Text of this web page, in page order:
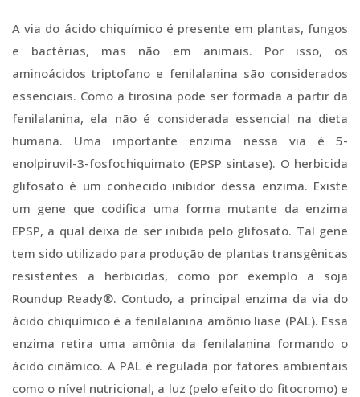
A via do ácido chiquímico é presente em plantas, fungos
e bactérias, mas não em animais. Por isso, os
aminoácidos triptofano e fenilalanina são considerados
essenciais. Como a tirosina pode ser formada a partir da
fenilalanina, ela não é considerada essencial na dieta
humana. Uma importante enzima nessa via é 5-
enolpiruvil-3-fosfochiquimato (EPSP sintase). O herbicida
glifosato é um conhecido inibidor dessa enzima. Existe
um gene que codifica uma forma mutante da enzima
EPSP, a qual deixa de ser inibida pelo glifosato. Tal gene
tem sido utilizado para produção de plantas transgênicas
resistentes a herbicidas, como por exemplo a soja
Roundup Ready®. Contudo, a principal enzima da via do
ácido chiquímico é a fenilalanina amônio liase (PAL). Essa
enzima retira uma amônia da fenilalanina formando o
ácido cinâmico. A PAL é regulada por fatores ambientais
como o nível nutricional, a luz (pelo efeito do fitocromo) e